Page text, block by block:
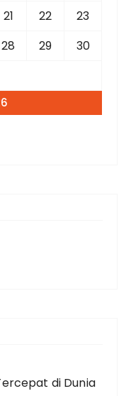
21 22
23
28 29
30
di Dunia